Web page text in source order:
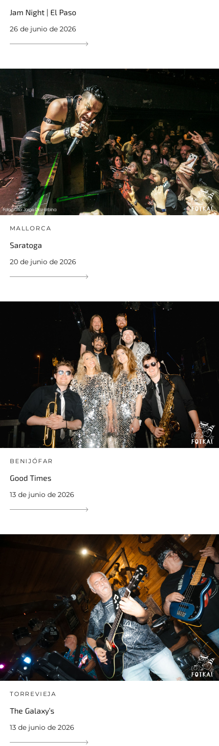
Jam Night | El Paso
26 de junio de 2026
MALLORCA
Saratoga
20 de junio de 2026
BENIJÓFAR
Good Times
13 de junio de 2026
TORREVIEJA
The Galaxy’s
13 de junio de 2026